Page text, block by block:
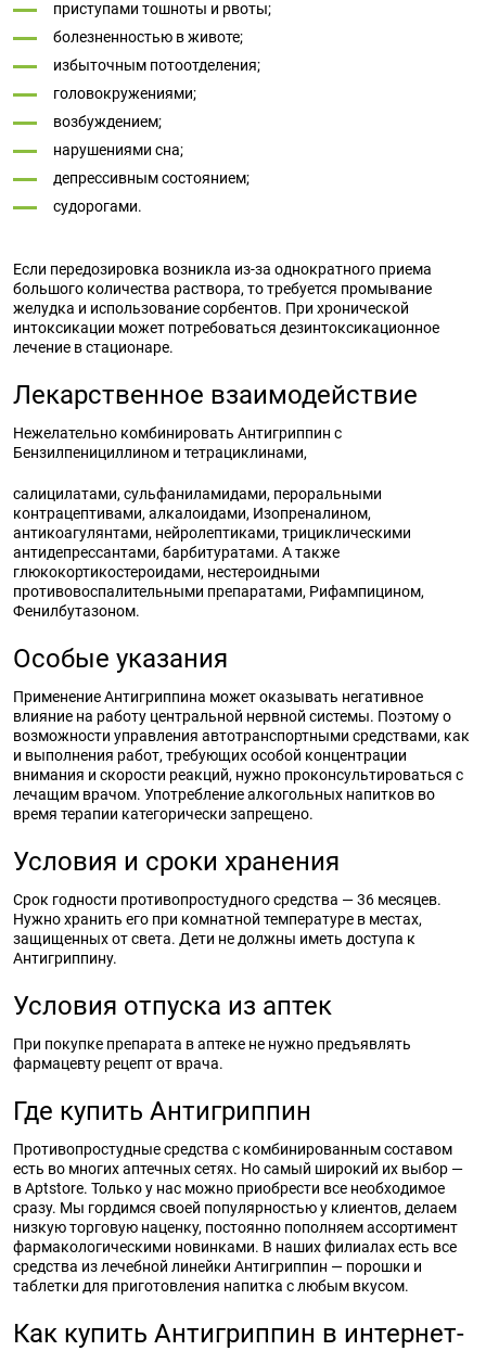
приступами тошноты и рвоты;
болезненностью в животе;
избыточным потоотделения;
головокружениями;
возбуждением;
нарушениями сна;
депрессивным состоянием;
судорогами.
Если передозировка возникла из-за однократного приема
большого количества раствора, то требуется промывание
желудка и использование сорбентов. При хронической
интоксикации может потребоваться дезинтоксикационное
лечение в стационаре.
Лекарственное взаимодействие
Нежелательно комбинировать Антигриппин с
Бензилпенициллином и тетрациклинами,
салицилатами, сульфаниламидами, пероральными
контрацептивами, алкалоидами, Изопреналином,
антикоагулянтами, нейролептиками, трициклическими
антидепрессантами, барбитуратами. А также
глюкокортикостероидами, нестероидными
противовоспалительными препаратами, Рифампицином,
Фенилбутазоном.
Особые указания
Применение Антигриппина может оказывать негативное
влияние на работу центральной нервной системы. Поэтому о
возможности управления автотранспортными средствами, как
и выполнения работ, требующих особой концентрации
внимания и скорости реакций, нужно проконсультироваться с
лечащим врачом. Употребление алкогольных напитков во
время терапии категорически запрещено.
Условия и сроки хранения
Срок годности противопростудного средства — 36 месяцев.
Нужно хранить его при комнатной температуре в местах,
защищенных от света. Дети не должны иметь доступа к
Антигриппину.
Условия отпуска из аптек
При покупке препарата в аптеке не нужно предъявлять
фармацевту рецепт от врача.
Где купить Антигриппин
Противопростудные средства с комбинированным составом
есть во многих аптечных сетях. Но самый широкий их выбор —
в Aptstore. Только у нас можно приобрести все необходимое
сразу. Мы гордимся своей популярностью у клиентов, делаем
низкую торговую наценку, постоянно пополняем ассортимент
фармакологическими новинками. В наших филиалах есть все
средства из лечебной линейки Антигриппин — порошки и
таблетки для приготовления напитка с любым вкусом.
Как купить Антигриппин в интернет-